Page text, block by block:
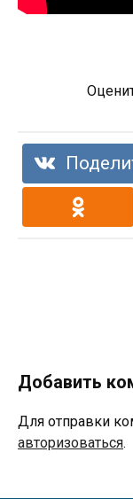
Добавить
Для отправки
авторизоваться.